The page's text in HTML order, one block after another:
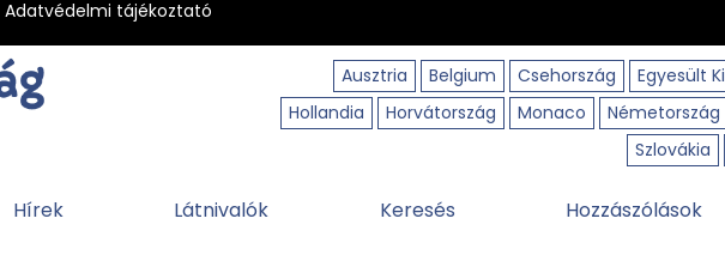
Adatvédelmi tájékoztató
Ausztria
Belgium Csehország Egyesült
Hollandia
Horvátország Monaco Németország
Szlovákia
Hírek Látnivalók Keresés Hozzászólások